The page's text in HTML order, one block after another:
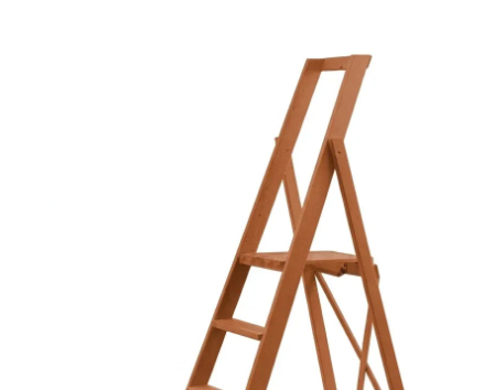
Parapetti Ringhiere Balaustre in acciaio e alluminio